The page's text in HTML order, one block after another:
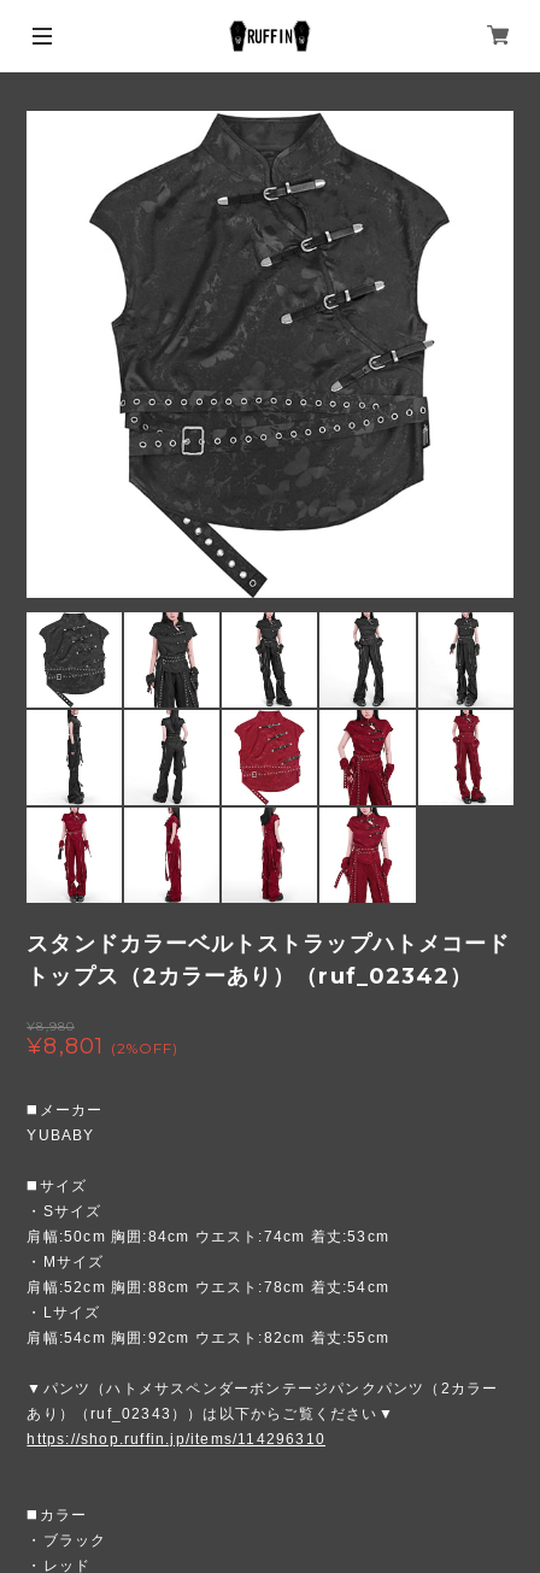
スタンドカラーベルトストラップハトメコード
トップス（2カラーあり）（ruf_02342）
¥8,980
¥8,801 (2%OFF)
◼️メーカー
YUBABY
◼️サイズ
・Sサイズ
肩幅:50cm 胸囲:84cm ウエスト:74cm 着丈:53cm
・Mサイズ
肩幅:52cm 胸囲:88cm ウエスト:78cm 着丈:54cm
・Lサイズ
肩幅:54cm 胸囲:92cm ウエスト:82cm 着丈:55cm
▼パンツ（ハトメサスペンダーボンテージパンクパンツ（2カラー
あり）（ruf_02343））は以下からご覧ください▼
https://shop.ruffin.jp/items/114296310
◼️カラー
・ブラック
・レッド